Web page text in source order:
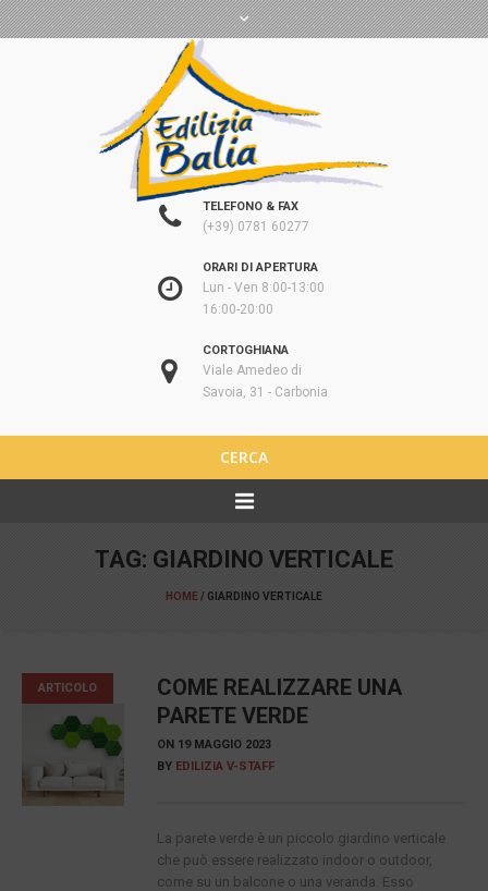
TELEFONO & FAX
(+39) 0781 60277
ORARI DI APERTURA
Lun - Ven 8:00-13:00
16:00-20:00
CORTOGHIANA
Viale Amedeo di
Savoia, 31 - Carbonia
CERCA
TAG: GIARDINO VERTICALE
HOME/ GIARDINO VERTICALE
ARTICOLO
COME REALIZZARE UNA
PARETE VERDE
ON 19 MAGGIO 2023
BY EDILIZIA V-STAFF
La parete verde è un piccolo giardino verticale
che può essere realizzato indoor o outdoor,
come su un balcone o una veranda. Esso